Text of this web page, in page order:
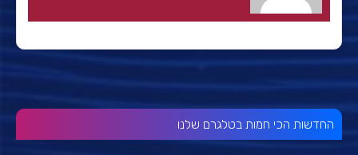
החדשות הכי חמות בטלגרם שלנו